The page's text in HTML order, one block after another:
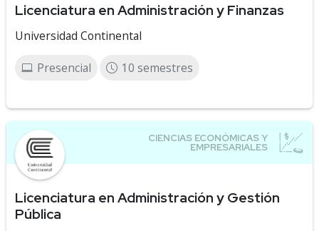
Licenciatura en Administración y Finanzas
Universidad Continental
Presencial 10 semestres
Licenciatura en Administración y Gestión
Pública